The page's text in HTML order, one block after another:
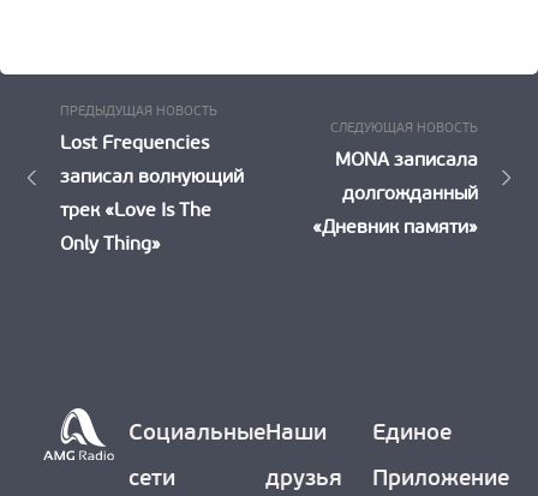
Навигация
записям
ПРЕДЫДУЩАЯ НОВОСТЬПредыдущая
Lost Frequencies
записал волнующий
трек «Love Is The
Only Thing»
СЛЕДУЮЩАЯ НОВОСТЬ
MONA записала
долгожданный
«Дневник памяти»
Социальные
сети
Наши
друзья
Единое
Приложение